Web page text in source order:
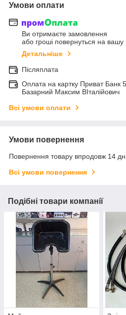
Умови оплати
Ви отримаєте замовлення
або гроші повернуться на вашу
Детальніше
Післяплата
Оплата на картку Приват Банк
Базарний Максим ВІталійович
Всі умови оплати
Умови повернення
Повернення товару впродовж 14
Всі умови повернення
Подібні товари компанії